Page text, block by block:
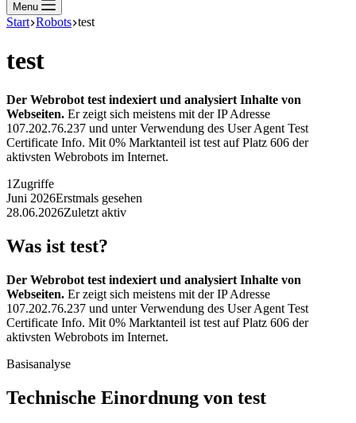
Menu
Start Robots test
test
Der Webrobot test indexiert und analysiert Inhalte von
Webseiten. Er zeigt sich meistens mit der IP Adresse
107.202.76.237 und unter Verwendung des User Agent Test
Certificate Info. Mit 0% Marktanteil ist test auf Platz 606 der
aktivsten Webrobots im Internet.
1 Zugriffe
Juni 2026Erstmals gesehen
28.06.2026Zuletzt aktiv
Was ist test?
Der Webrobot test indexiert und analysiert Inhalte von
Webseiten. Er zeigt sich meistens mit der IP Adresse
107.202.76.237 und unter Verwendung des User Agent Test
Certificate Info. Mit 0% Marktanteil ist test auf Platz 606 der
aktivsten Webrobots im Internet.
Basisanalyse
Technische Einordnung von test